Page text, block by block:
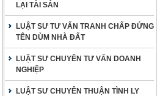
LẠI TÀI SẢN
LUẬT SƯ TƯ VẤN TRANH CHẤP ĐỨNG
TÊN DÙM NHÀ ĐẤT
LUẬT SƯ CHUYÊN TƯ VẤN DOANH
NGHIỆP
LUẬT SƯ CHUYÊN THUẬN TÌNH LY